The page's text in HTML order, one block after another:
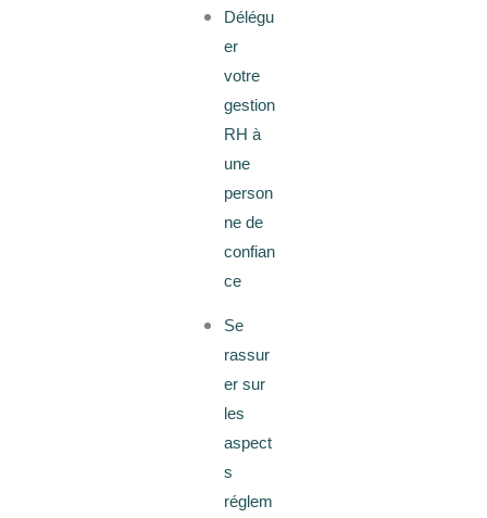
Délégu
er
votre
gestion
RH à
une
person
ne de
confian
ce
Se
rassur
er sur
les
aspect
s
réglem